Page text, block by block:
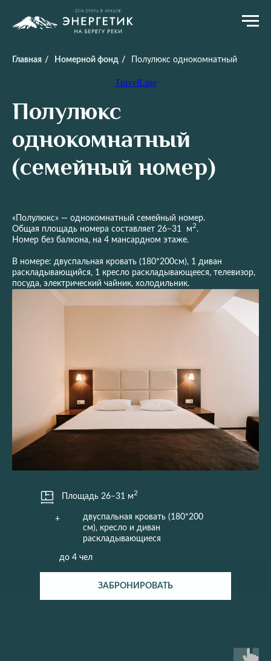
Главная / Номерной фонд / Полулюкс однокомнатный
TravelLine
Полулюкс
однокомнатный
(семейный номер)
«Полулюкс» — однокомнатный семейный номер.
Общая площадь номера составляет 26−31 м2.
Номер без балкона, на 4 мансардном этаже.
В номере: двуспальная кровать (180*200см), 1 диван
раскладывающийся, 1 кресло раскладывающееся, телевизор,
посуда, электрический чайник, холодильник.
Площадь 26−31 м2
+
двуспальная кровать (180*200
см), кресло и диван
раскладывающиеся
до 4 чел
ЗАБРОНИРОВАТЬ